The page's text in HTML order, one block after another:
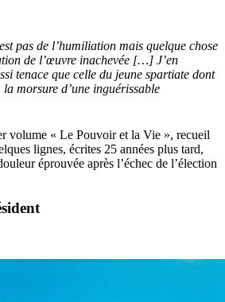
pas de l’humiliation mais quelque chose
de l’œuvre inachevée […] J’en
tenace que celle du jeune spartiate dont
morsure d’une inguérissable
volume « Le Pouvoir et la Vie », recueil
lignes, écrites 25 années plus tard,
éprouvée après l’échec de l’élection